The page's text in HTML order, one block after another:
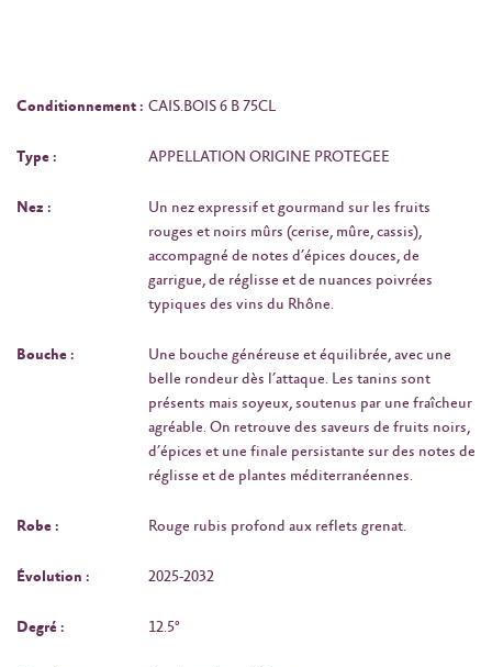
Conditionnement : CAIS.BOIS 6 B 75CL
Type : APPELLATION ORIGINE PROTEGEE
Nez :
Un nez expressif et gourmand sur les fruits
rouges et noirs mûrs (cerise, mûre, cassis),
accompagné de notes d’épices douces, de
garrigue, de réglisse et de nuances poivrées
typiques des vins du Rhône.
Bouche :
Une bouche généreuse et équilibrée, avec une
belle rondeur dès l’attaque. Les tanins sont
présents mais soyeux, soutenus par une fraîcheur
agréable. On retrouve des saveurs de fruits noirs,
d’épices et une finale persistante sur des notes de
réglisse et de plantes méditerranéennes.
Robe : Rouge rubis profond aux reflets grenat.
Évolution : 2025-2032
Degré : 12.5°